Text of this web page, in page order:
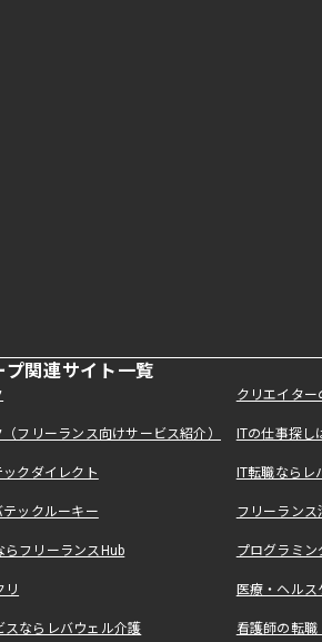
プ関連サイト一覧
クリエイタ
フリーランス向けサービス紹介） ITの仕事探
クダイレクト IT転職なら
ックルーキー フリーラン
らフリーランスHub プログラミ
リ 医療・ヘル
ならレバウェル介護 看護師の転